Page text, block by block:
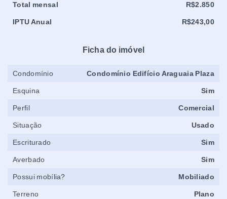
Total mensal R$2.850
IPTU Anual R$243,00
Ficha do imóvel
Condomínio Condomínio Edifício Araguaia Plaza
Esquina Sim
Perfil Comercial
Situação Usado
Escriturado Sim
Averbado Sim
Possui mobília? Mobiliado
Terreno Plano